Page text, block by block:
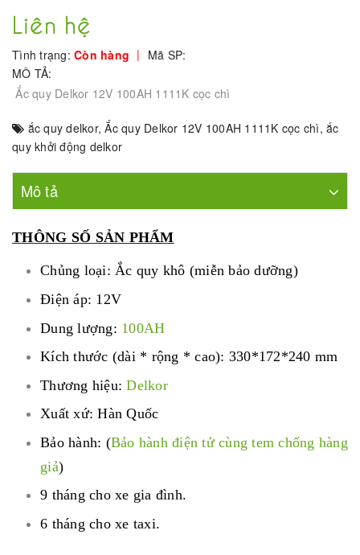
Liên hệ
Tình trạng: Còn hàng | Mã SP:
MÔ TẢ:
Ắc quy Delkor 12V 100AH 1111K cọc chì
ắc quy delkor,Ắc quy Delkor 12V 100AH 1111K cọc chì, ắc
quy khởi động delkor
Mô tả
THÔNG SỐ SẢN PHẨM
Chủng loại: Ắc quy khô (miễn bảo dưỡng)
Điện áp: 12V
Dung lượng: 100AH
Kích thước (dài * rộng * cao): 330*172*240 mm
Thương hiệu:Delkor
Xuất xứ: Hàn Quốc
Bảo hành: (Bảo hành điện tử cùng tem chống hàng
giả)
9 tháng cho xe gia đình.
6 tháng cho xe taxi.